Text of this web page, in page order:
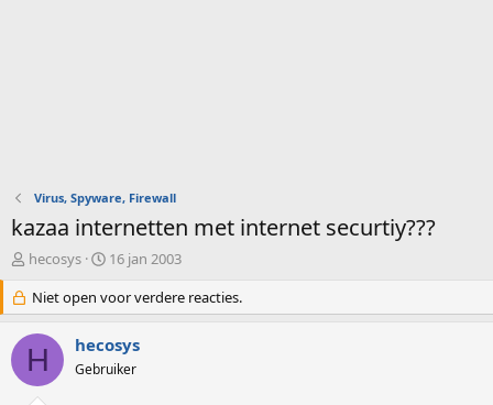
Virus, Spyware, Firewall
kazaa internetten met internet securtiy???
O
d
e
r
w
e
hecosys
S
a
r
d
a
16 jan 2003
Niet open voor verdere reacties.
H hecosys
Gebruiker